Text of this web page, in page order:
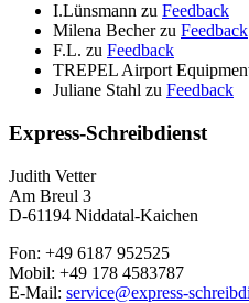
I.Lünsmann zu Feedback
Milena Becherzu Feedback
F.L. zu Feedback
TREPEL Airport
Juliane Stahl zu Feedback
Express-Schreibdienst
Judith Vetter
Am Breul 3
D-61194 Niddatal-Kaichen
Fon: +49 6187 952525
Mobil: +49 178 4583787
E-Mail: service@express-